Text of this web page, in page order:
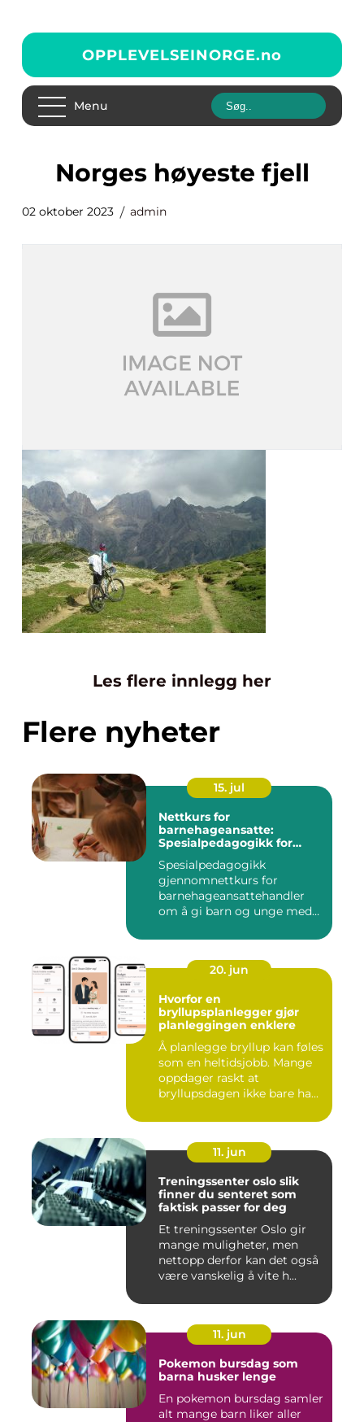
OPPLEVELSEINORGE.no
Menu
norges høyeste fjell
02 oktober 2023 admin
Les flere innlegg her
Flere nyheter
15. jul
Nettkurs for
barnehageansatte:
Spesialpedagogikk for
Spesialpedagogikk
gjennomnettkurs for
barnehageansattehandler
om å gi barn og unge med
20. jun
Hvorfor en
bryllupsplanlegger gjør
planleggingen enklere
Å planlegge bryllup kan føles
som en heltidsjobb. Mange
oppdager raskt at
bryllupsdagen ikke bare ha...
11. jun
Treningssenter oslo slik
finner du senteret som
faktisk passer for deg
Et treningssenter Oslo gir
mange muligheter, men
nettopp derfor kan det også
være vanskelig å vite h...
11. jun
Pokemon bursdag som
barna husker lenge
En pokemon bursdag samler
alt mange barn liker aller